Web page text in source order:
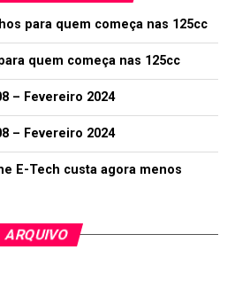
para quem começa nas 125cc
quem começa nas 125cc
– Fevereiro 2024
– Fevereiro 2024
E-Tech custa agora menos
ARQUIVO